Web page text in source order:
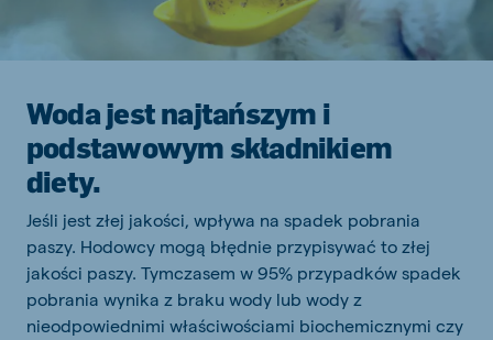
Woda jest najtańszym i
podstawowym składnikiem
diety.
Jeśli jest złej jakości, wpływa na spadek pobrania
paszy. Hodowcy mogą błędnie przypisywać to złej
jakości paszy. Tymczasem w 95% przypadków spadek
pobrania wynika z braku wody lub wody z
nieodpowiednimi właściwościami biochemicznymi czy